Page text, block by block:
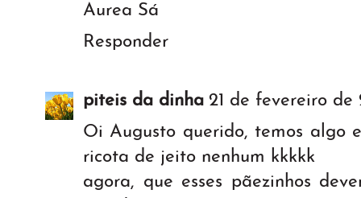
Aurea Sá
Responder
piteis da dinha 21 de fevereiro de
Oi Augusto querido, temos algo
ricota de jeito nenhum kkkkk
agora, que esses pãezinhos